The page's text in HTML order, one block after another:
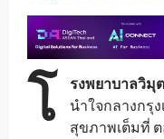
โ รงพยาบาลวิมุ
นำใจกลางกรุ
สุขภาพเต็มที่